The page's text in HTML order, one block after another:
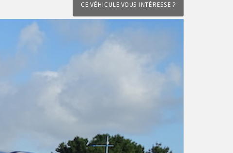
CE VÉHICULE VOUS INTÉRESSE ?